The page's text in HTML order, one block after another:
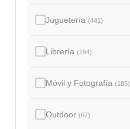
Juguetería(441)
Librería(194)
Móvil y Fotografía(185)
Outdoor(67)